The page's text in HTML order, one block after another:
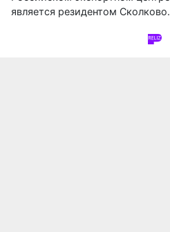
является резидентом Сколково.